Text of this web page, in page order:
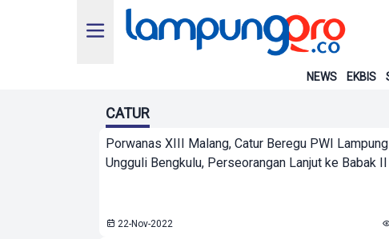
NEWS EKBIS
CATUR
Porwanas XIII Malang, Catur Beregu PWI Lampung
Ungguli Bengkulu, Perseorangan Lanjut ke Babak II
22-Nov-2022